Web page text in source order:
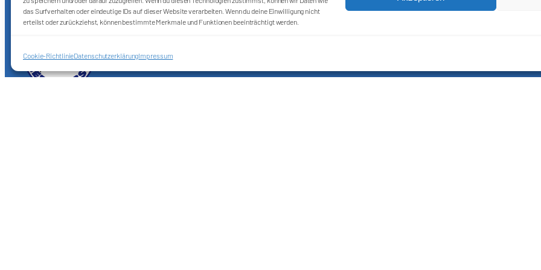
das Surfverhalten oder eindeutige IDs auf dieser Website verarbeiten. Wenn du deine Einwilligung nicht
erteilst oder zurückziehst, können bestimmte Merkmale und Funktionen beeinträchtigt werden.
Cookie-RichtlinieDatenschutzerklärungImpressum
Kontakt